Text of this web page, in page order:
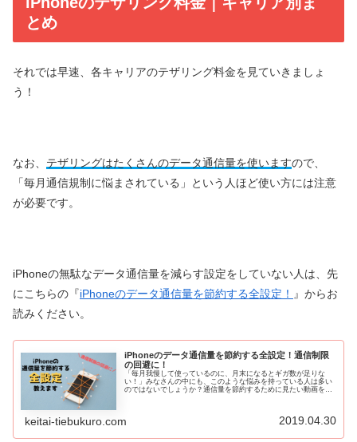
とめ
それでは早速、各キャリアのテザリング料金を見ていきましょ
う！
なお、 テザリングはたくさんのデータ通信量を使いますので、
「毎月通信規制に悩まされている」という人ほど使い方には注意
が必要です。
iPhoneの無駄なデータ通信量を減らす設定をしていない人は、先
にこちらの『iPhoneのデータ通信量を節約する全設定！ 』からお
読みください。
iPhoneのデータ通信量を節約する全設定！通信制限
の回避に！
「毎月我慢して使っているのに、月末になるとギガ数が足りな
い！」みなさんの中にも、このような悩みを持っている人は多い
のではないでしょうか？通信量を節約するために見たい動画を我
keitai-tiebukuro.com 2019.04.30